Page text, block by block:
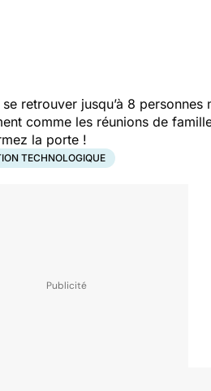
retrouver jusqu’à 8 personnes
comme les réunions de
la porte !
TECHNOLOGIQUE